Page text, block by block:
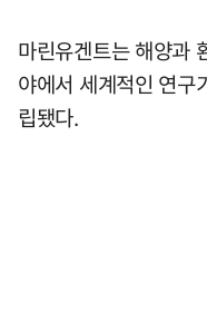
마린유겐트는 해양과
야에서 세계적인 연
립됐다.